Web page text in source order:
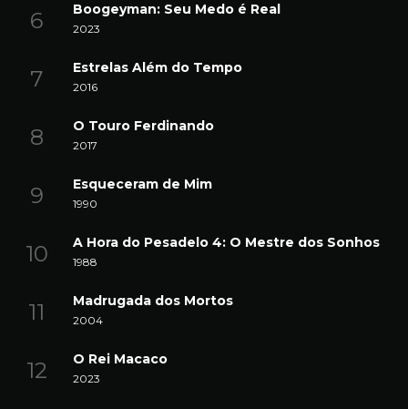
Boogeyman: Seu Medo é Real
2023
Estrelas Além do Tempo
2016
O Touro Ferdinando
2017
Esqueceram de Mim
1990
A Hora do Pesadelo 4: O Mestre dos Sonhos
1988
Madrugada dos Mortos
2004
O Rei Macaco
2023